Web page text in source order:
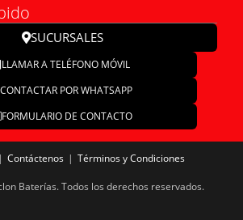
SUCURSALES
LLAMAR A TELÉFONO MÓVIL
CONTACTAR POR WHATSAPP
FORMULARIO DE CONTACTO
Contáctenos Términos y Condiciones
Baterías. Todos los derechos reservados.